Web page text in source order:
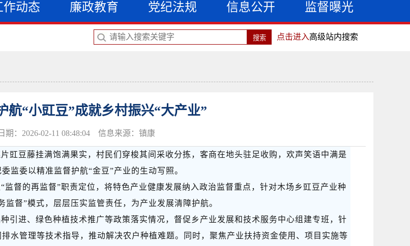
作动态 廉政教育 党纪法规 信息公开 监督曝光
点击进入高级站内搜索
航“小豇豆”成就乡村振兴“大产业”
期：2026-02-11 08:48:04 信息来源：镇康
豇豆藤挂满饱满果实，村民们穿梭其间采收分拣，客商在地头驻足收购，欢声笑语中满是
委监委以精准监督护航“金豆”产业的生动写照。
“监督的再监督”职责定位，将特色产业健康发展纳入政治监督重点，针对木场乡豇豆产业种
督”模式，层层压实监管责任，为产业发展清障护航。
引进、绿色种植技术推广等政策落实情况，督促乡产业发展和技术服务中心组建专班，针
水管理等技术指导，推动解决农户种植难题。同时，聚焦产业扶持资金使用、项目实施等